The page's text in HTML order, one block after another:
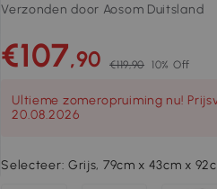
Verzonden door Aosom Duitsland
€107,90 €119,90 10% Off
Ultieme zomeropruiming nu!
20.08.2026
Selecteer: Grijs, 79cm x 43cm x